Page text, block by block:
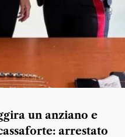
un anziano e
arrestato